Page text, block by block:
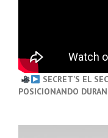
SECRET’S EL
POSICIONANDO